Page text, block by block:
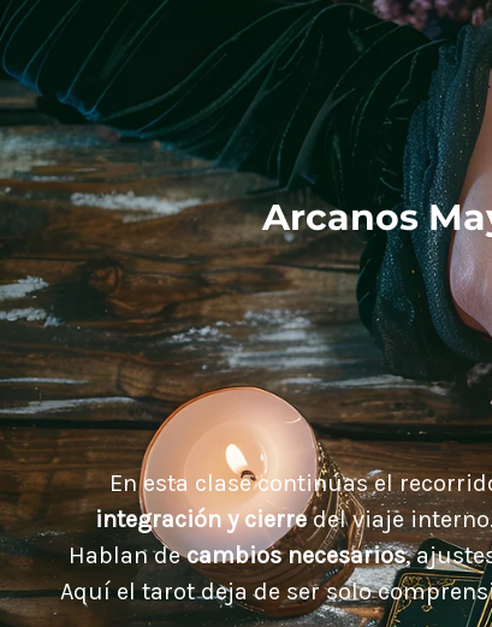
Arcanos
En esta clase continúas el
integración y cierredel viaje
Hablan decambios necesarios,
Aquí el tarot deja de ser solo